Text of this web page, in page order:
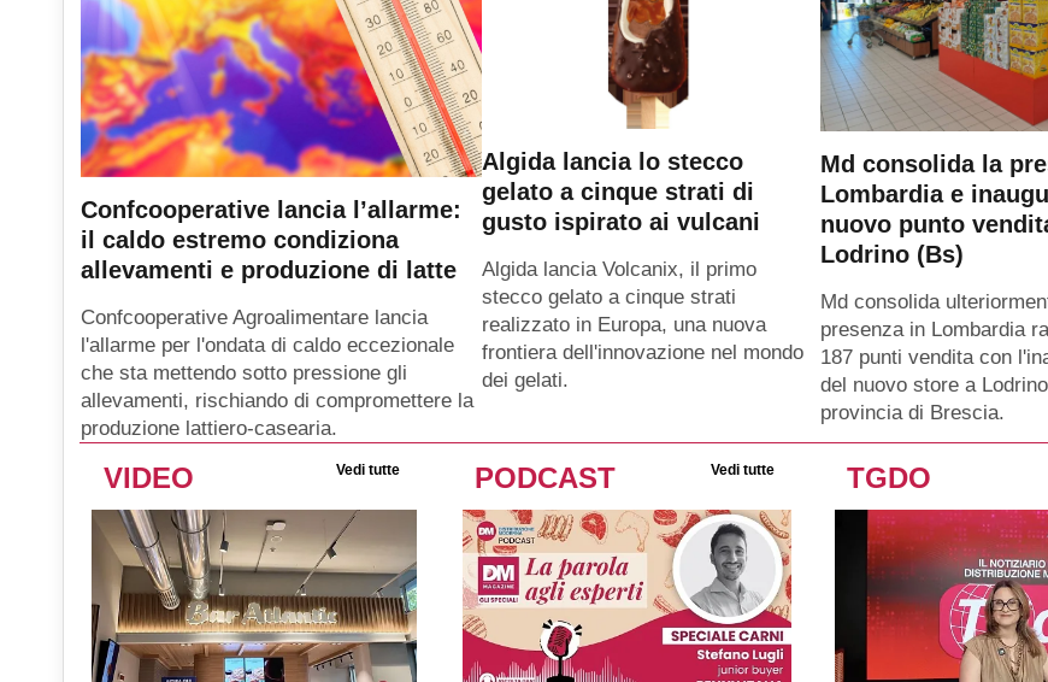
Confcooperative lancia l’allarme:
il caldo estremo condiziona
allevamenti e produzione di latte
Confcooperative Agroalimentare lancia
l'allarme per l'ondata di caldo eccezionale
che sta mettendo sotto pressione gli
allevamenti, rischiando di compromettere la
produzione lattiero-casearia.
Algida lancia lo stecco
gelato a cinque strati di
gusto ispirato ai vulcani
Algida lancia Volcanix, il primo
stecco gelato a cinque strati
realizzato in Europa, una nuova
frontiera dell'innovazione nel mondo
dei gelati.
Md consolida la
Lombardia e
nuovo punto
Lodrino (Bs)
Md consolida
presenza in Lombardia
187 punti vendita con
del nuovo store a
provincia di Brescia.
VIDEO Vedi tutte PODCAST Vedi tutte TGDO